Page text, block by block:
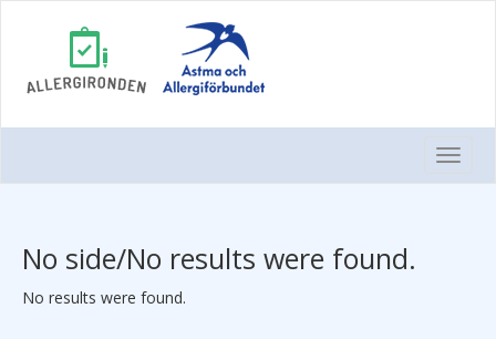
No side/No results were found.
No results were found.